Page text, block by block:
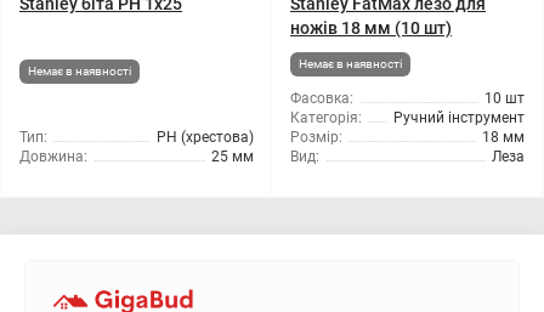
Немає в наявності
Тип:
РН (хрестова)
Довжина:
25 мм
ножів 18 мм (10 шт)
Немає в наявності
Фасовка:
10 шт
Категорія:
Ручний інструмент
Розмір:
18 мм
Вид:
Леза